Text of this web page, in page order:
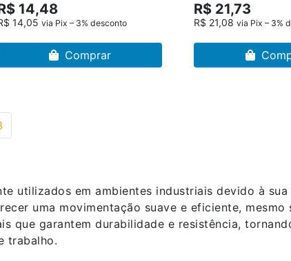
14,48
14,05 via Pix – 3% desconto
Comprar
R$ 21,73
R$ 21,08 via Pix – 3%
utilizados em ambientes industriais devido à
uma movimentação suave e eficiente,
que garantem durabilidade e resistência,
trabalho.